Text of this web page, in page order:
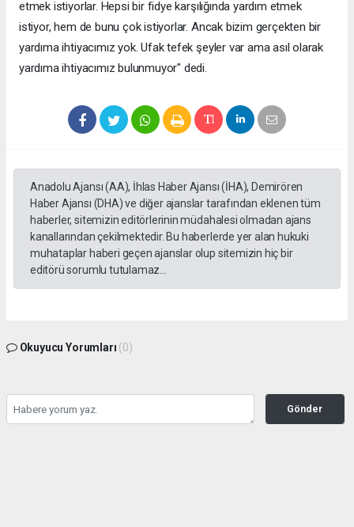
etmek istiyorlar. Hepsi bir fidye karşılığında yardım etmek
istiyor, hem de bunu çok istiyorlar. Ancak bizim gerçekten bir
yardıma ihtiyacımız yok. Ufak tefek şeyler var ama asıl olarak
yardıma ihtiyacımız bulunmuyor" dedi.
Anadolu Ajansı (AA), İhlas Haber Ajansı (İHA), Demirören
Haber Ajansı (DHA) ve diğer ajanslar tarafından eklenen tüm
haberler, sitemizin editörlerinin müdahalesi olmadan ajans
kanallarından çekilmektedir. Bu haberlerde yer alan hukuki
muhataplar haberi geçen ajanslar olup sitemizin hiç bir
editörü sorumlu tutulamaz...
Okuyucu Yorumları (0)
Gönder